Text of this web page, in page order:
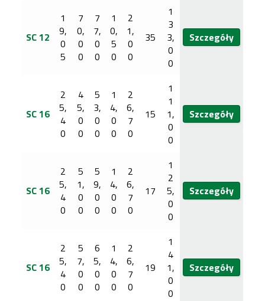
SC 12
1
9,
0
5
7
0,
0
0
7
7,
0
0
1
0,
5
0
2
1,
0
0
35
1
3
3,
0
0
Szczegóły
SC 16
2
5,
4
0
4
5,
0
0
5
3,
0
0
1
4,
0
0
2
6,
7
0
15
1
1
1,
0
0
Szczegóły
SC 16
2
5,
4
0
5
1,
0
0
5
9,
0
0
1
4,
0
0
2
6,
7
0
17
1
2
5,
0
0
Szczegóły
SC 16
2
5,
4
0
5
7,
0
0
6
5,
0
0
1
4,
0
0
2
6,
7
0
19
1
4
1,
0
0
Szczegóły